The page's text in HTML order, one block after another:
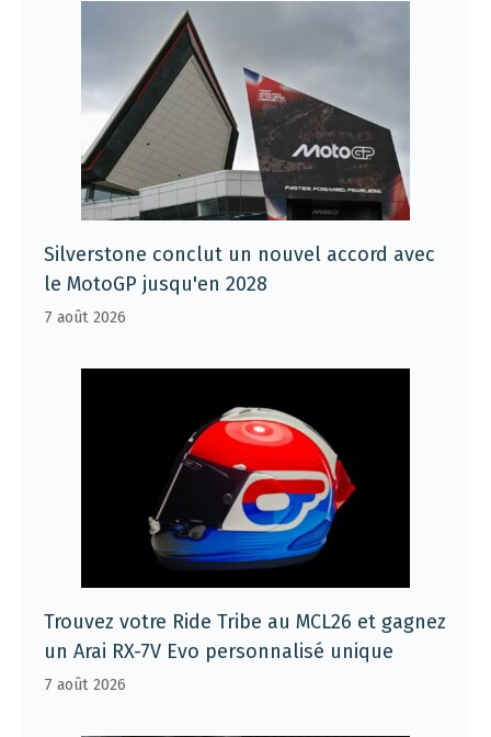
Silverstone conclut un nouvel accord avec
le MotoGP jusqu'en 2028
7 août 2026
Trouvez votre Ride Tribe au MCL26 et gagnez
un Arai RX-7V Evo personnalisé unique
7 août 2026